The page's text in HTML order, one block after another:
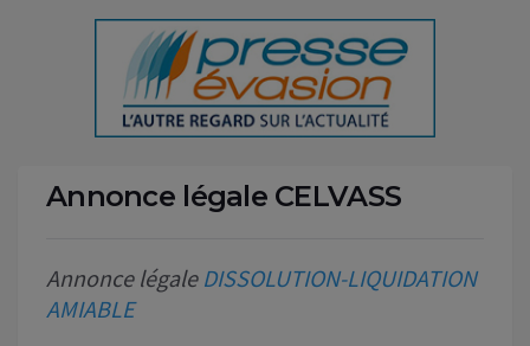
Annonce légale CELVASS
Annonce légale DISSOLUTION-LIQUIDATION
AMIABLE